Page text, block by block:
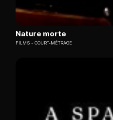
Nature morte
FILMS COURT-MÉTRAGE